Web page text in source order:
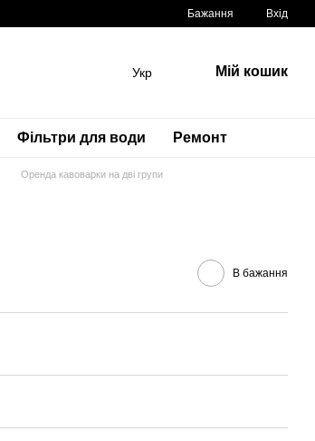
Бажання Вхід
Укр Мій кошик
Фільтри для води Ремонт
Оренда кавоварки на дві групи
В бажання